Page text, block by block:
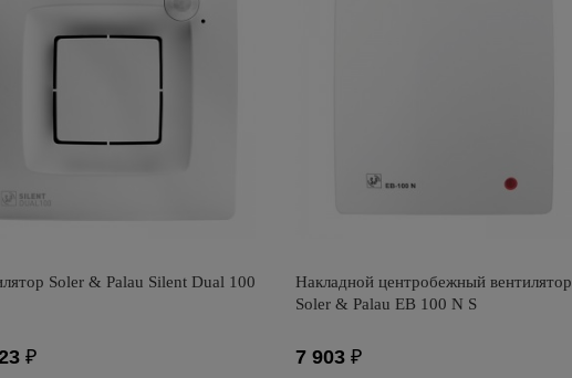
Soler & Palau Silent Dual 100
₽
Накладной центробежный вентилятор
Soler & Palau EB 100 N S
7 903 ₽